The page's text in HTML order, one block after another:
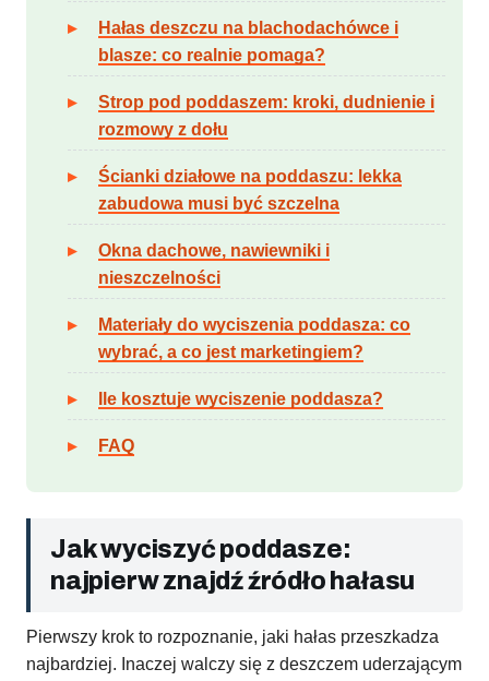
Hałas deszczu na blachodachówce i
blasze: co realnie pomaga?
Strop pod poddaszem: kroki, dudnienie i
rozmowy z dołu
Ścianki działowe na poddaszu: lekka
zabudowa musi być szczelna
Okna dachowe, nawiewniki i
nieszczelności
Materiały do wyciszenia poddasza: co
wybrać, a co jest marketingiem?
Ile kosztuje wyciszenie poddasza?
FAQ
Jak wyciszyć poddasze:
najpierw znajdź źródło hałasu
Pierwszy krok to rozpoznanie, jaki hałas przeszkadza
najbardziej. Inaczej walczy się z deszczem uderzającym